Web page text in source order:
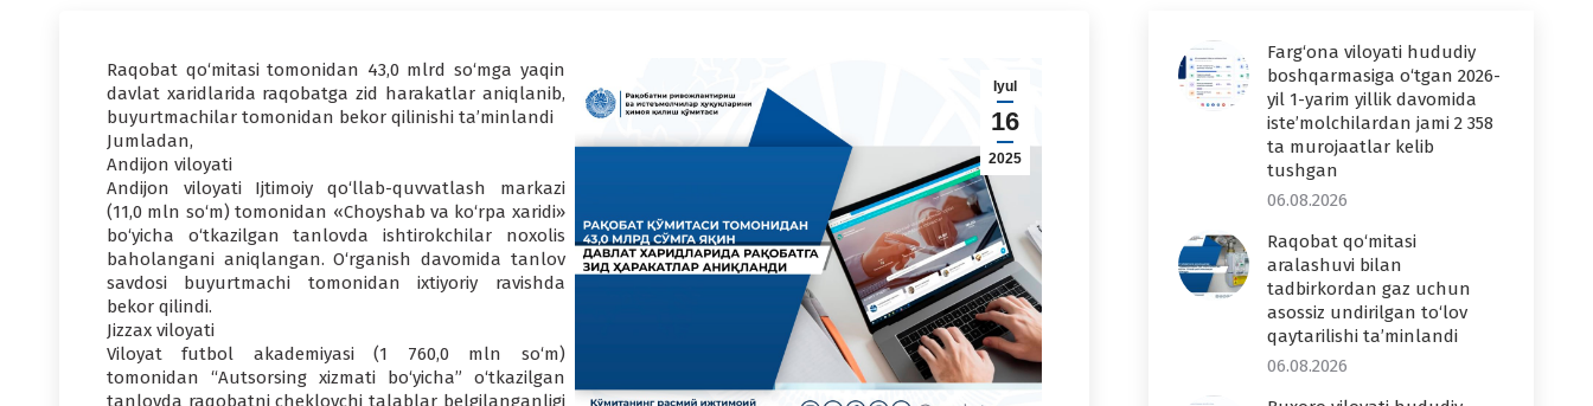
Iyul
16
2025
Raqobat qo‘mitasi tomonidan 43,0 mlrd so‘mga yaqin
davlat xaridlarida raqobatga zid harakatlar aniqlanib,
buyurtmachilar tomonidan bekor qilinishi ta’minlandi
Jumladan,
Andijon viloyati
Andijon viloyati Ijtimoiy qo‘llab-quvvatlash markazi
(11,0 mln so‘m) tomonidan «Choyshab va ko‘rpa xaridi»
bo‘yicha o‘tkazilgan tanlovda ishtirokchilar noxolis
baholangani aniqlangan. O‘rganish davomida tanlov
savdosi buyurtmachi tomonidan ixtiyoriy ravishda
bekor qilindi.
Jizzax viloyati
Viloyat futbol akademiyasi (1 760,0 mln so‘m)
tomonidan “Autsorsing xizmati bo‘yicha” o‘tkazilgan
tanlovda raqobatni cheklovchi talablar belgilanganligi
Farg‘ona viloyati hududiy
boshqarmasiga o‘tgan 2026-
yil 1-yarim yillik davomida
iste’molchilardan jami 2 358
ta murojaatlar kelib
tushgan
06.08.2026
Raqobat qo‘mitasi
aralashuvi bilan
tadbirkordan gaz uchun
asossiz undirilgan to‘lov
qaytarilishi ta’minlandi
06.08.2026